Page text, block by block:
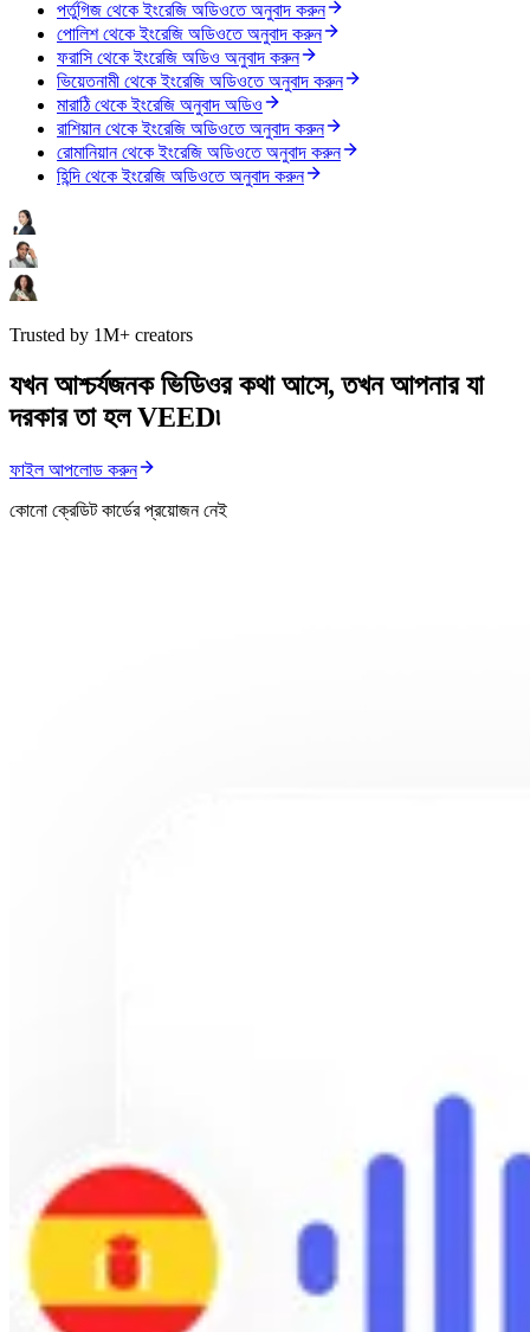
পর্তুগিজ থেকে ইংরেজি অডিওতে অনুবাদ করুন
পোলিশ থেকে ইংরেজি অডিওতে অনুবাদ করুন
ফরাসি থেকে ইংরেজি অডিও অনুবাদ করুন
ভিয়েতনামী থেকে ইংরেজি অডিওতে অনুবাদ করুন
মারাঠি থেকে ইংরেজি অনুবাদ অডিও
রাশিয়ান থেকে ইংরেজি অডিওতে অনুবাদ করুন
রোমানিয়ান থেকে ইংরেজি অডিওতে অনুবাদ করুন
হিন্দি থেকে ইংরেজি অডিওতে অনুবাদ করুন
Trusted by 1M+ creators
যখন আশ্চর্যজনক ভিডিওর কথা আসে, তখন আপনার যা
দরকার তা হল VEED৷
ফাইল আপলোড করুন
কোনো ক্রেডিট কার্ডের প্রয়োজন নেই